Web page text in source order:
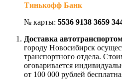
Тинькофф Банк
№ карты: 5536 9138 3659
Доставка
городу Новосибирск
транспортного отдела.
оговаривается
от 100 000 рублей